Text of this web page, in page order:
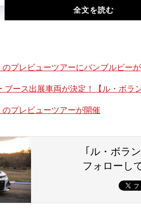
全文を読む
プレビューツアーにバンブルビーが
ブース出展車両が決定！【ル・ボラ
プレビューツアーが開催
｢ル・ボラ
フォローし